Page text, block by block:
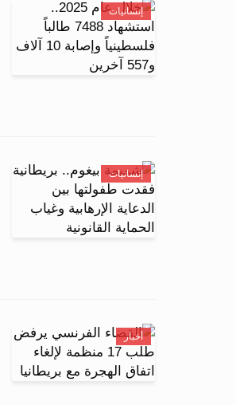
إنسانيات
إنسانيات
أخبار